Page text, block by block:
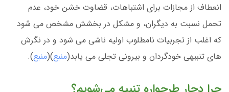
انعطاف از مجازات برای اشتباهات، قضاوت خشن خود، عدم
تحمل نسبت به دیگران، و مشکل در بخشش مشخص می شود
که اغلب از تجربیات نامطلوب اولیه ناشی می شود و در نگرش
های تنبیهی خودگردان و بیرونی تجلی می یابد(منبع)(منبع).